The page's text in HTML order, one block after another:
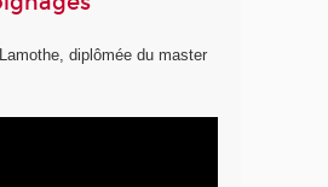
diplômée du master